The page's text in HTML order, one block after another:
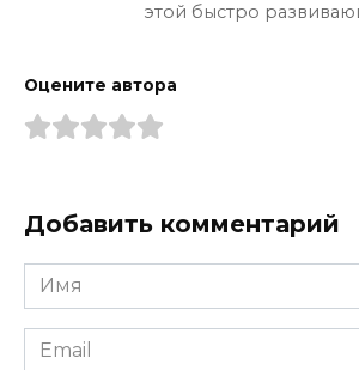
этой быстро
Оцените автора
Добавить комментарий
Имя
*
Email